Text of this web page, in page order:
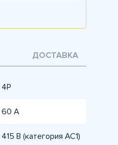
ДОСТАВКА
4P
60 А
415 В (категория AC1)